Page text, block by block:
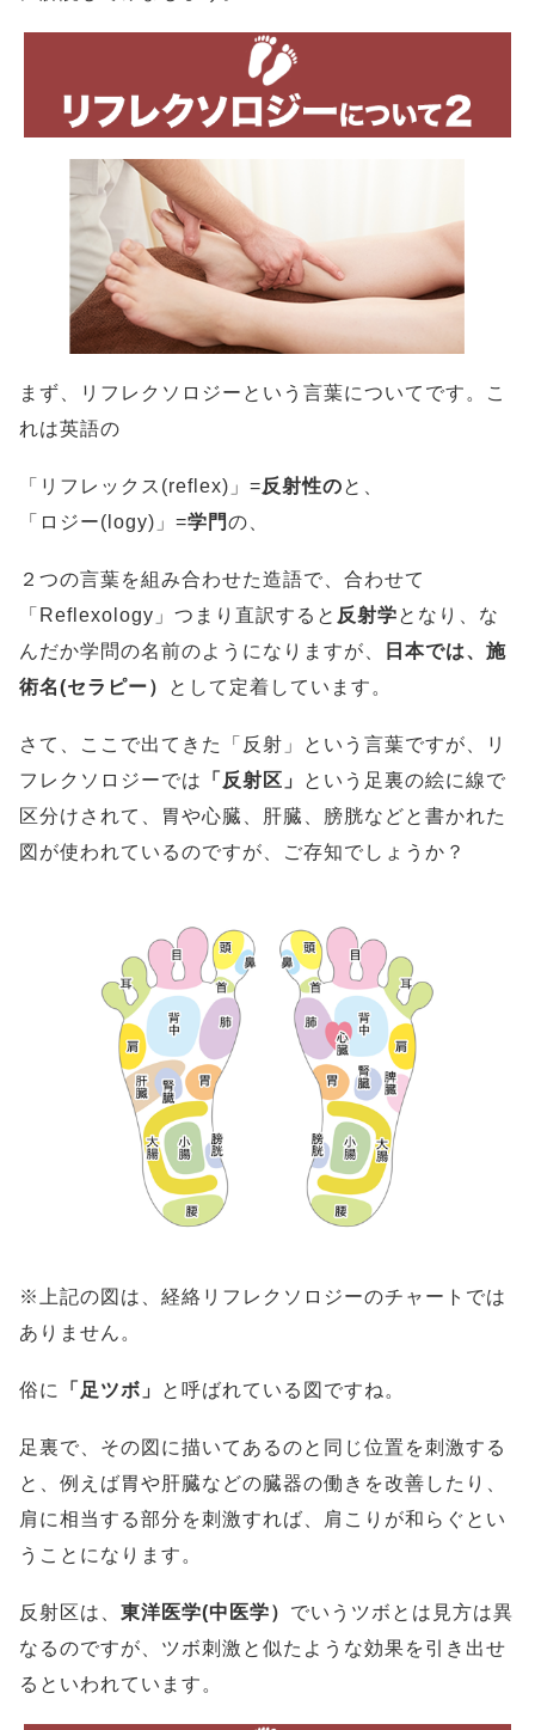
まず、リフレクソロジーという言葉についてです。こ
れは英語の
「リフレックス(reflex)」=反射性のと、
「ロジー(logy)」=学門の、
２つの言葉を組み合わせた造語で、合わせて
「Reflexology」つまり直訳すると 反射学となり、な
んだか学問の名前のようになりますが、
日本では、施
術名(セラピー）
として定着しています。
さて、ここで出てきた「反射」という言葉ですが、リ
フレクソロジーでは
「反射区」
という足裏の絵に線で
区分けされて、胃や心臓、肝臓、膀胱などと書かれた
図が使われているのですが、ご存知でしょうか？
※上記の図は、経絡リフレクソロジーのチャートでは
ありません。
俗に 「足ツボ」 と呼ばれている図ですね。
足裏で、その図に描いてあるのと同じ位置を刺激する
と、例えば胃や肝臓などの臓器の働きを改善したり、
肩に相当する部分を刺激すれば、肩こりが和らぐとい
うことになります。
反射区は、 東洋医学(中医学） でいうツボとは見方は異
なるのですが、ツボ刺激と似たような効果を引き出せ
るといわれています。